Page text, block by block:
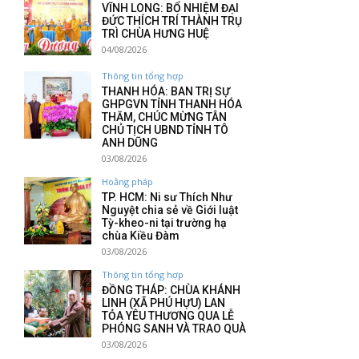
VĨNH LONG: BỔ NHIỆM ĐẠI
ĐỨC THÍCH TRÍ THÀNH TRỤ
TRÌ CHÙA HƯNG HUỆ
04/08/2026
Thông tin tổng hợp
THANH HÓA: BAN TRỊ SỰ
GHPGVN TỈNH THANH HÓA
THĂM, CHÚC MỪNG TÂN
CHỦ TỊCH UBND TỈNH TÔ
ANH DŨNG
03/08/2026
Hoằng pháp
TP. HCM: Ni sư Thích Như
Nguyệt chia sẻ về Giới luật
Tỳ-kheo-ni tại trường hạ
chùa Kiều Đàm
03/08/2026
Thông tin tổng hợp
ĐỒNG THÁP: CHÙA KHÁNH
LINH (XÃ PHÚ HỰU) LAN
TỎA YÊU THƯƠNG QUA LỄ
PHÓNG SANH VÀ TRAO QUÀ
03/08/2026